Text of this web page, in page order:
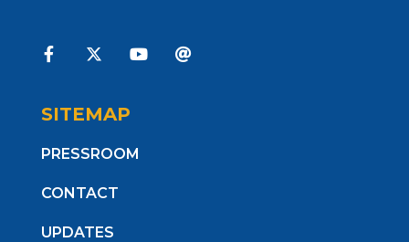
SITEMAP
PRESSROOM
CONTACT
UPDATES